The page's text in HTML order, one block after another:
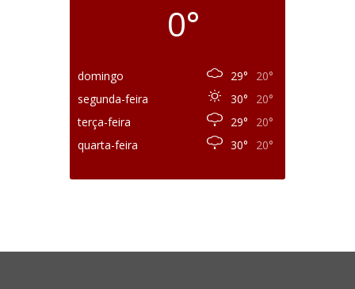
0°
domingo 29°
20°
segunda-feira
30°
20°
terça-feira
29°
20°
quarta-feira
30° 20°